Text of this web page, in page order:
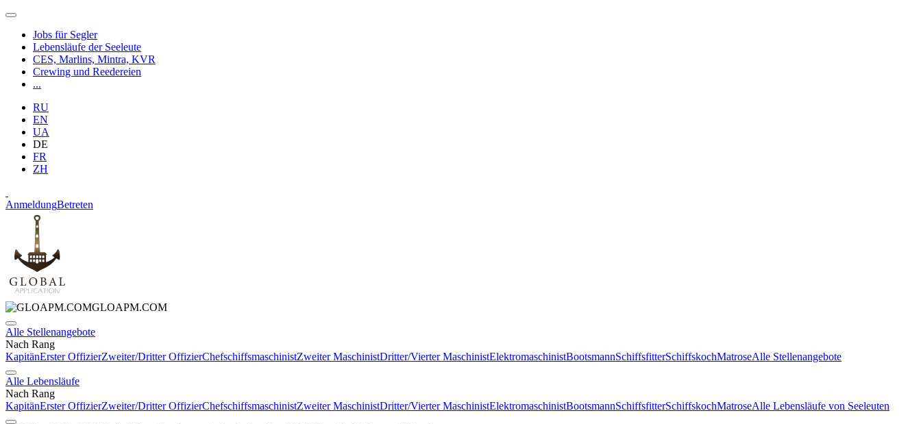
Jobs für Segler
Lebensläufe der Seeleute
CES, Marlins, Mintra, KVR
Crewing und Reedereien
...
RU
EN
UA
DE
FR
ZH
AnmeldungBetreten
GLOAPM.COM
Alle Stellenangebote
Nach Rang
KapitänErster OffizierZweiter/Dritter OffizierChefschiffsmaschinistZweiter MaschinistDritter/Vierter MaschinistElektromaschinistBootsmannSchiffsfitterSchiffskochMatroseAlle Stellenangebote
Alle Lebensläufe
Nach Rang
KapitänErster OffizierZweiter/Dritter OffizierChefschiffsmaschinistZweiter MaschinistDritter/Vierter MaschinistElektromaschinistBootsmannSchiffsfitterSchiffskochMatroseAlle Lebensläufe von Seeleuten